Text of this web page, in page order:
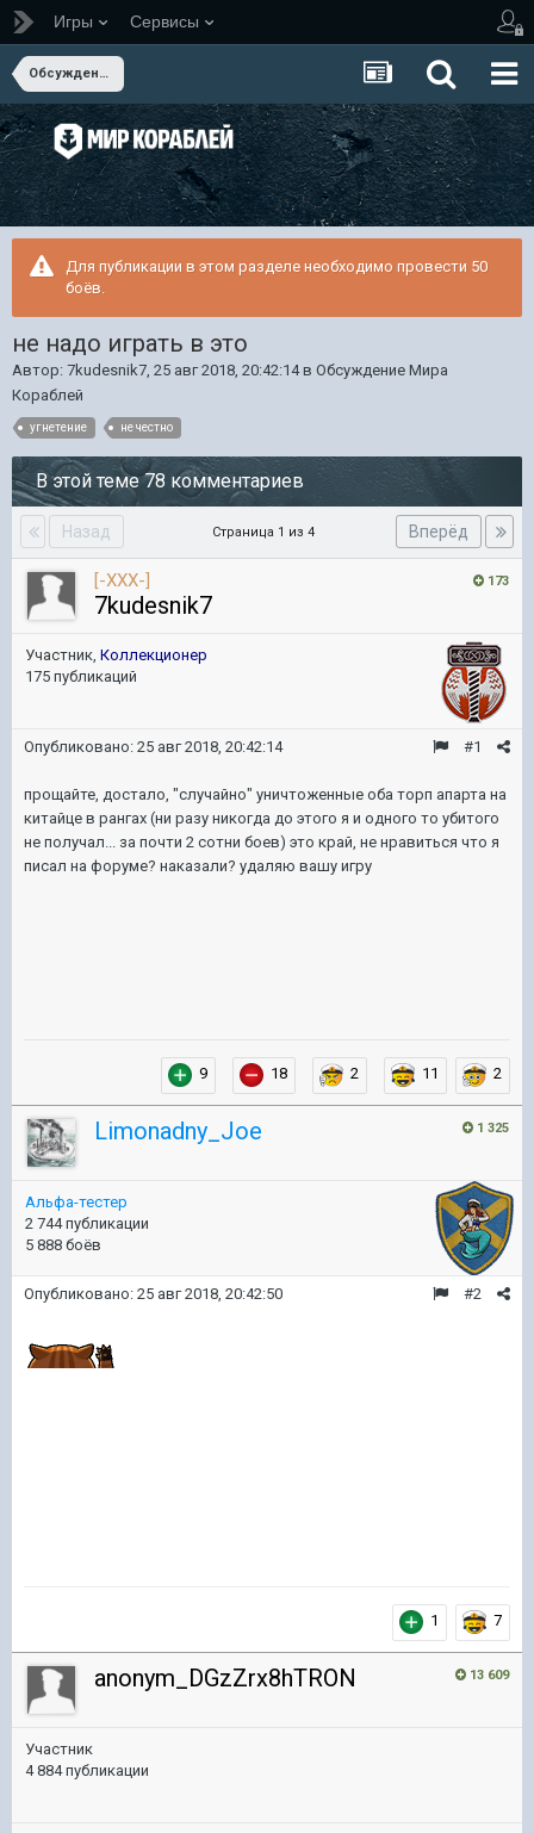
Игры Сервисы
Обсуждение Мира Кораблей
Для публикации в этом разделе необходимо провести 50
боёв.
не надо играть в это
Автор: 7kudesnik7, 25 авг 2018, 20:42:14в Обсуждение Мира
Кораблей
угнетение не честно
В этой теме 78 комментариев
Назад Вперёд
Страница 1 из 4
173
[-XXX-]
7kudesnik7
Участник, Коллекционер
175 публикаций
#1
Опубликовано: 25 авг 2018, 20:42:14
прощайте, достало, "случайно" уничтоженные оба торп апарта на
китайце в рангах (ни разу никогда до этого я и одного то убитого
не получал... за почти 2 сотни боев) это край, не нравиться что я
писал на форуме? наказали? удаляю вашу игру
9 18 2 11 2
1 325
Limonadny_Joe
Альфа-тестер
2 744 публикации
5 888 боёв
#2
Опубликовано: 25 авг 2018, 20:42:50
1 7
13 609
anonym_DGzZrx8hTRON
Участник
4 884 публикации